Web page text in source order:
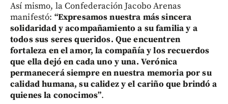
Así mismo, la Confederación Jacobo Arenas
manifestó: “Expresamos nuestra más sincera
solidaridad y acompañamiento a su familia y a
todos sus seres queridos. Que encuentren
fortaleza en el amor, la compañía y los recuerdos
que ella dejó en cada uno y una. Verónica
permanecerá siempre en nuestra memoria por su
calidad humana, su calidez y el cariño que brindó a
quienes la conocimos”.